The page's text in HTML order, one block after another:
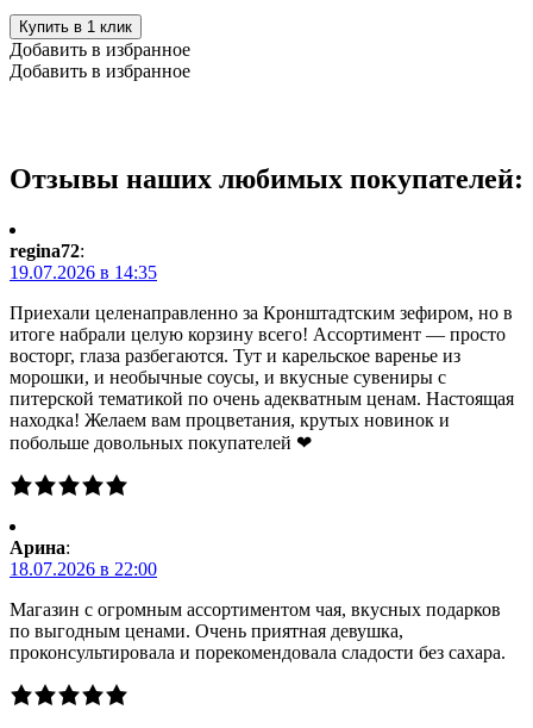
Купить в 1 клик
Добавить в избранное
Добавить в избранное
Отзывы наших любимых покупателей:
regina72:
19.07.2026 в 14:35
Приехали целенаправленно за Кронштадтским зефиром, но в
итоге набрали целую корзину всего! Ассортимент — просто
восторг, глаза разбегаются. Тут и карельское варенье из
морошки, и необычные соусы, и вкусные сувениры с
питерской тематикой по очень адекватным ценам. Настоящая
находка! Желаем вам процветания, крутых новинок и
побольше довольных покупателей ❤
Арина:
18.07.2026 в 22:00
Магазин с огромным ассортиментом чая, вкусных подарков
по выгодным ценами. Очень приятная девушка,
проконсультировала и порекомендовала сладости без сахара.